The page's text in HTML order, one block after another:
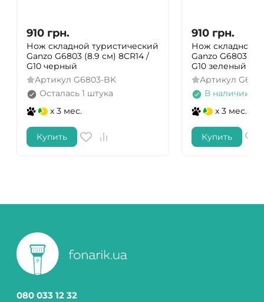
910 грн.
Нож складной туристический
Ganzo G6803 (8.9 см) 8CR14 /
G10 черный
Артикул G6803-BK
Осталась 1 штука
x 3 мес.
Купить
910 грн.
Нож складной
Ganzo G6803
G10 зеленый
Артикул
В наличии
x 3 мес.
Купить
080 033 12 32